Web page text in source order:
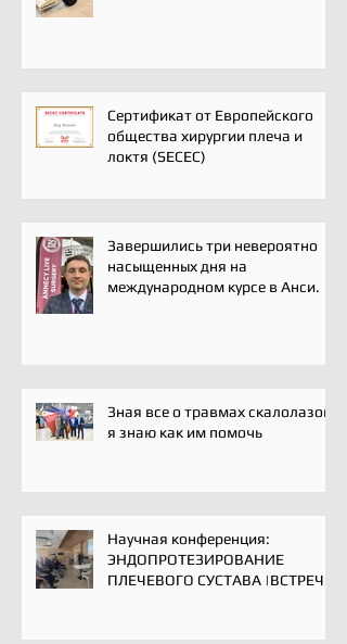
реабилитации
Сертификат от Европейского
общества хирургии плеча и
локтя (SECEC)
Завершились три невероятно
насыщенных дня на
международном курсе в Анси.
Зная все о травмах скалолазов,
я знаю как им помочь
Научная конференция:
ЭНДОПРОТЕЗИРОВАНИЕ
ПЛЕЧЕВОГО СУСТАВА |ВСТРЕЧА